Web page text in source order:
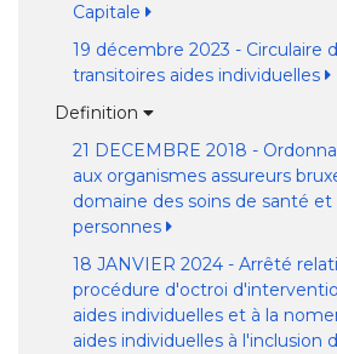
Capitale
19 décembre 2023 - Circulaire
transitoires aides individuelles
Definition
21 DECEMBRE 2018 -
aux organismes assureurs
domaine des soins de santé et
personnes
18 JANVIER 2024 - Arrêté
procédure d'octroi
aides individuelles et à la
aides individuelles à l'inclusion